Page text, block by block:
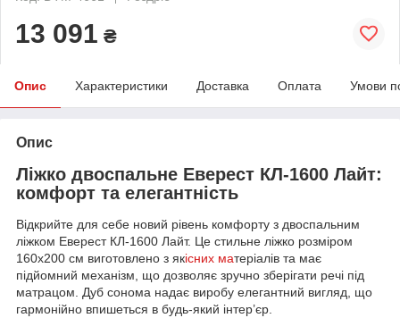
13 091 ₴
Опис Характеристики Доставка Оплата Умови
Опис
Ліжко двоспальне Еверест КЛ-1600 Лайт:
комфорт та елегантність
Відкрийте для себе новий рівень комфорту з двоспальним
ліжком Еверест КЛ-1600 Лайт. Це стильне ліжко розміром
160х200 см виготовлено з якісних матеріалів та має
підйомний механізм, що дозволяє зручно зберігати речі під
матрацом. Дуб сонома надає виробу елегантний вигляд, що
гармонійно впишеться в будь-який інтер’єр.